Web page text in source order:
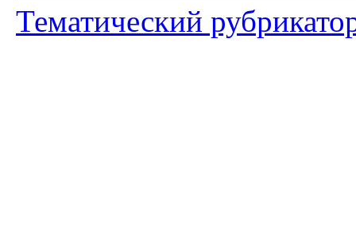
Тематический